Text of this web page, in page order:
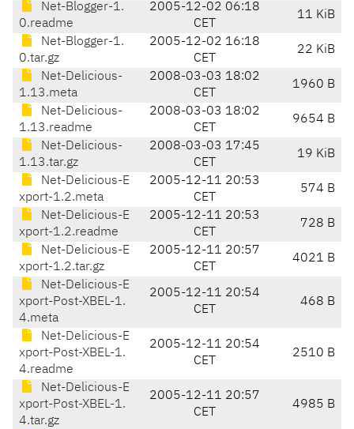
Net-Blogger-1.
0.readme
2005-12-02 06:18
CET
11 KiB
Net-Blogger-1.
0.tar.gz
2005-12-02 16:18
CET
22 KiB
Net-Delicious-
1.13.meta
2008-03-03 18:02
CET
1960 B
Net-Delicious-
1.13.readme
2008-03-03 18:02
CET
9654 B
Net-Delicious-
1.13.tar.gz
2008-03-03 17:45
CET
19 KiB
Net-Delicious-E
xport-1.2.meta
2005-12-11 20:53
CET
574 B
Net-Delicious-E
xport-1.2.readme
2005-12-11 20:53
CET
728 B
Net-Delicious-E
xport-1.2.tar.gz
2005-12-11 20:57
CET
4021 B
Net-Delicious-E
xport-Post-XBEL-1.
4.meta
2005-12-11 20:54
CET
468 B
Net-Delicious-E
xport-Post-XBEL-1.
4.readme
2005-12-11 20:54
CET
2510 B
Net-Delicious-E
xport-Post-XBEL-1.
4.tar.gz
2005-12-11 20:57
CET
4985 B